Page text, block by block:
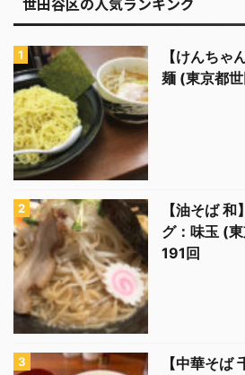
【けんちゃ
麺 (東京都
【油そば
グ：味玉 (
191回
【中華そば